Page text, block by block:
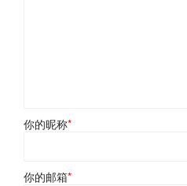
你的昵称*
你的邮箱*